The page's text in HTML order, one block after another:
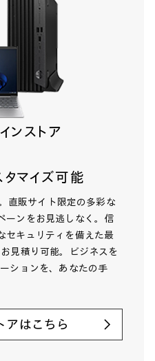
ンストア
マイズ可能
直販サイト限定の多彩な
ーンをお見逃しなく。信
セキュリティを備えた最
見積り可能。ビジネスを
ションを、あなたの手
アはこちら